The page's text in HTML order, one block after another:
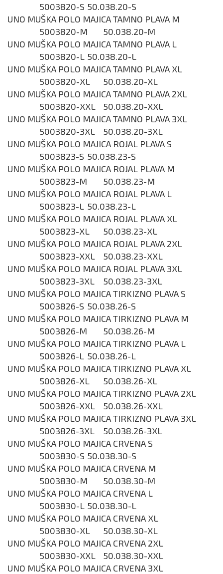
5003820-S 50.038.20-S
UNO MUŠKA POLO MAJICA TAMNO PLAVA M
5003820-M
50.038.20-M
UNO MUŠKA POLO MAJICA TAMNO PLAVA L
5003820-L 50.038.20-L
UNO MUŠKA POLO MAJICA TAMNO PLAVA XL
5003820-XL
50.038.20-XL
UNO MUŠKA POLO MAJICA TAMNO PLAVA 2XL
5003820-XXL
50.038.20-XXL
UNO MUŠKA POLO MAJICA TAMNO PLAVA 3XL
5003820-3XL
50.038.20-3XL
UNO MUŠKA POLO MAJICA ROJAL PLAVA S
5003823-S 50.038.23-S
UNO MUŠKA POLO MAJICA ROJAL PLAVA M
5003823-M
50.038.23-M
UNO MUŠKA POLO MAJICA ROJAL PLAVA L
5003823-L 50.038.23-L
UNO MUŠKA POLO MAJICA ROJAL PLAVA XL
5003823-XL
50.038.23-XL
UNO MUŠKA POLO MAJICA ROJAL PLAVA 2XL
5003823-XXL
50.038.23-XXL
UNO MUŠKA POLO MAJICA ROJAL PLAVA 3XL
5003823-3XL
50.038.23-3XL
UNO MUŠKA POLO MAJICA TIRKIZNO PLAVA S
5003826-S 50.038.26-S
UNO MUŠKA POLO MAJICA TIRKIZNO PLAVA M
5003826-M
50.038.26-M
UNO MUŠKA POLO MAJICA TIRKIZNO PLAVA L
5003826-L 50.038.26-L
UNO MUŠKA POLO MAJICA TIRKIZNO PLAVA XL
5003826-XL
50.038.26-XL
UNO MUŠKA POLO MAJICA TIRKIZNO PLAVA 2XL
5003826-XXL
50.038.26-XXL
UNO MUŠKA POLO MAJICA TIRKIZNO PLAVA 3XL
5003826-3XL
50.038.26-3XL
UNO MUŠKA POLO MAJICA CRVENA S
5003830-S 50.038.30-S
UNO MUŠKA POLO MAJICA CRVENA M
5003830-M
50.038.30-M
UNO MUŠKA POLO MAJICA CRVENA L
5003830-L 50.038.30-L
UNO MUŠKA POLO MAJICA CRVENA XL
5003830-XL
50.038.30-XL
UNO MUŠKA POLO MAJICA CRVENA 2XL
5003830-XXL
50.038.30-XXL
UNO MUŠKA POLO MAJICA CRVENA 3XL